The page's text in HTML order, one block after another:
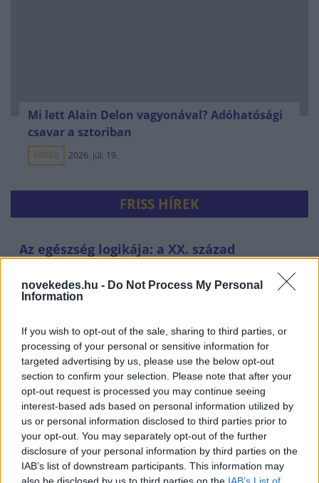
novekedes.hu - Do Not Process My Personal
Information
If you wish to opt-out of the sale, sharing to third parties, or
processing of your personal or sensitive information for
targeted advertising by us, please use the below opt-out
section to confirm your selection. Please note that after your
opt-out request is processed you may continue seeing
interest-based ads based on personal information utilized by
us or personal information disclosed to third parties prior to
your opt-out. You may separately opt-out of the further
disclosure of your personal information by third parties on the
IAB’s list of downstream participants. This information may
Mi lett Alain Delon vagyonával? Adóhatósági
csavar a sztoriban
HÍREK 2026. júl. 19.
FRISS HÍREK
Az egészség logikája: a XX. század
EGÉSZSÉGIPAR 36 perce
Elképesztő, kiknek termelnek most hasznot